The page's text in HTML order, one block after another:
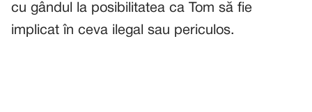
cu gândul la posibilitatea ca Tom să fie
implicat în ceva ilegal sau periculos.